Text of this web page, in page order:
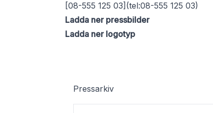
[08-555 125 03](tel:08-555 125 03)
Ladda ner pressbilder
Ladda ner logotyp
Pressarkiv